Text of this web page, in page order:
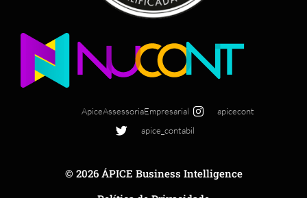
ApiceAssessoriaEmpresarial
apicecont
apice_contabil
© 2026 ÁPICE Business Intelligence